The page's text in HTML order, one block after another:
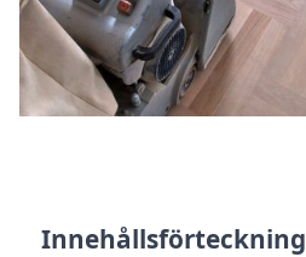
Innehållsförteckning